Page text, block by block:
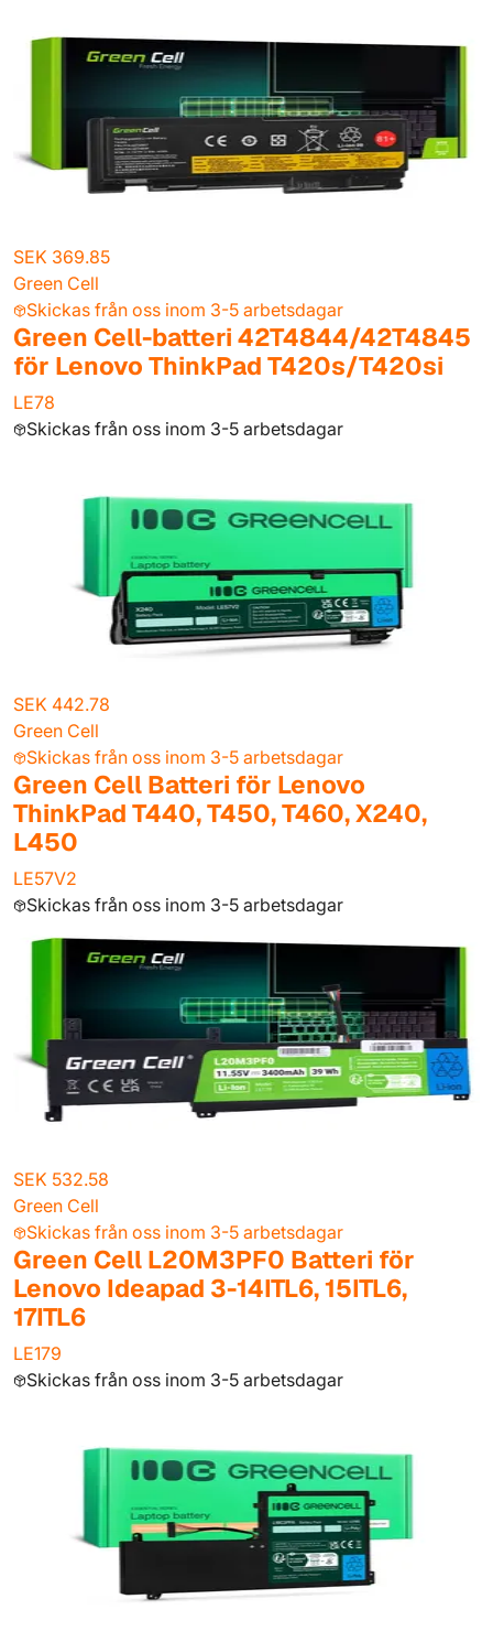
SEK 369.85
Green Cell
Skickas från oss inom 3-5 arbetsdagar
Green Cell-batteri 42T4844/42T4845
för Lenovo ThinkPad T420s/T420si
LE78
Skickas från oss inom 3-5 arbetsdagar
SEK 442.78
Green Cell
Skickas från oss inom 3-5 arbetsdagar
Green Cell Batteri för Lenovo
ThinkPad T440, T450, T460, X240,
L450
LE57V2
Skickas från oss inom 3-5 arbetsdagar
SEK 532.58
Green Cell
Skickas från oss inom 3-5 arbetsdagar
Green Cell L20M3PF0 Batteri för
Lenovo Ideapad 3-14ITL6, 15ITL6,
17ITL6
LE179
Skickas från oss inom 3-5 arbetsdagar